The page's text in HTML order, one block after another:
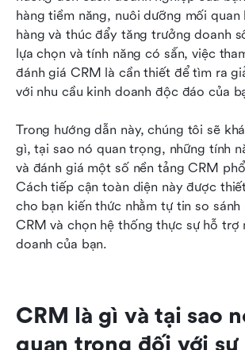
hàng tiềm năng, nuôi dưỡng mối quan
hàng và thúc đẩy tăng trưởng doanh
lựa chọn và tính năng có sẵn, việc
đánh giá CRM là cần thiết để tìm ra
với nhu cầu kinh doanh độc đáo của
Trong hướng dẫn này, chúng tôi sẽ
gì, tại sao nó quan trọng, những tính
và đánh giá một số nền tảng CRM
Cách tiếp cận toàn diện này được
cho bạn kiến thức nhằm tự tin so sánh
CRM và chọn hệ thống thực sự hỗ trợ
doanh của bạn.
CRM là gì và tại sao
quan trọng đối với sự
Phù hợp nhất cho các tổ chức cấp
Phần mềm CRM tốt nhất cho quản
hàng
hiệu quả
Các cân nhắc về bảo mật, quyền
và tuân thủ trong phần mềm CRM
Những câu hỏi thường gặp
Kết luận: Lựa chọn sáng suốt dựa